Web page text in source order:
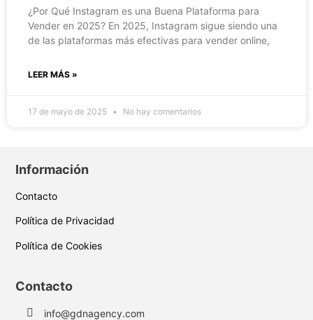
¿Por Qué Instagram es una Buena Plataforma para
Vender en 2025? En 2025, Instagram sigue siendo una
de las plataformas más efectivas para vender online,
LEER MÁS »
17 de mayo de 2025 No hay comentarios
Información
Contacto
Política de Privacidad
Política de Cookies
Contacto
info@gdnagency.com